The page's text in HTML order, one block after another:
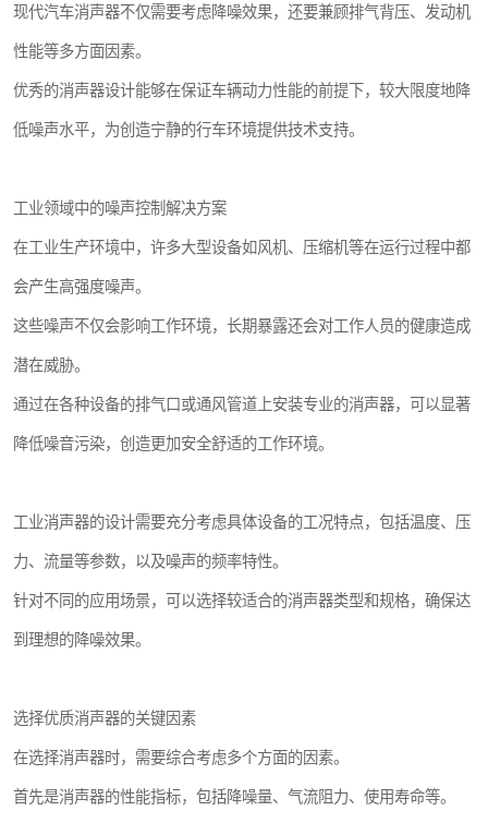
现代汽车消声器不仅需要考虑降噪效果，还要兼顾排气背压、发动机
性能等多方面因素。
优秀的消声器设计能够在保证车辆动力性能的前提下，较大限度地降
低噪声水平，为创造宁静的行车环境提供技术支持。
工业领域中的噪声控制解决方案
在工业生产环境中，许多大型设备如风机、压缩机等在运行过程中都
会产生高强度噪声。
这些噪声不仅会影响工作环境，长期暴露还会对工作人员的健康造成
潜在威胁。
通过在各种设备的排气口或通风管道上安装专业的消声器，可以显著
降低噪音污染，创造更加安全舒适的工作环境。
工业消声器的设计需要充分考虑具体设备的工况特点，包括温度、压
力、流量等参数，以及噪声的频率特性。
针对不同的应用场景，可以选择较适合的消声器类型和规格，确保达
到理想的降噪效果。
选择优质消声器的关键因素
在选择消声器时，需要综合考虑多个方面的因素。
首先是消声器的性能指标，包括降噪量、气流阻力、使用寿命等。